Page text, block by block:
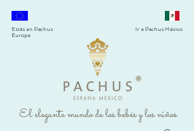
®
El elegante mundo de los bebés y los niños
Estás en Pachus
Europa
Ir a Pachus México